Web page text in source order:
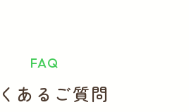
FAQ
あるご質問